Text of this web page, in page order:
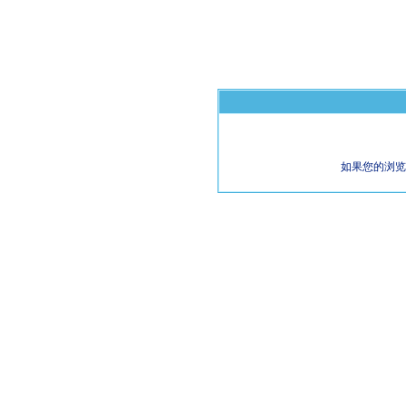
如果您的浏